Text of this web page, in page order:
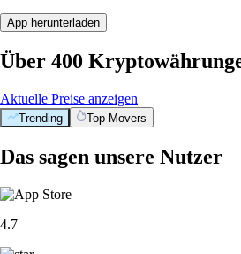
App herunterladen
Über 400
Aktuelle Preise anzeigen
Trending Top Movers
Das sagen unsere Nutzer
4.7